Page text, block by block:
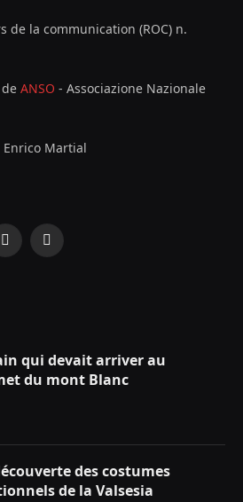
de la communication (ROC) n.
ANSO - Associazione Nazionale
Martial
YouTubeLinkedIn
qui devait arriver au
du mont Blanc
des costumes
de la Valsesia